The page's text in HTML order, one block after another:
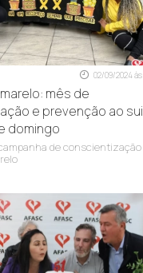
02/09/2024
mês de
e prevenção ao
domingo
de conscientização